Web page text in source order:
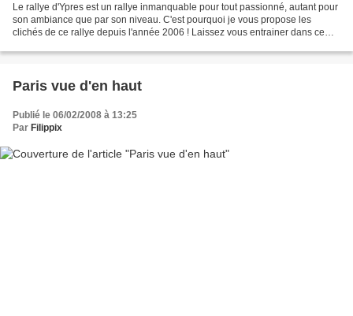
Le rallye d'Ypres est un rallye inmanquable pour tout passionné, autant pour
son ambiance que par son niveau. C'est pourquoi je vous propose les
clichés de ce rallye depuis l'année 2006 ! Laissez vous entrainer dans ce
Paris vue d'en haut
Publié le 06/02/2008 à 13:25
Par Filippix